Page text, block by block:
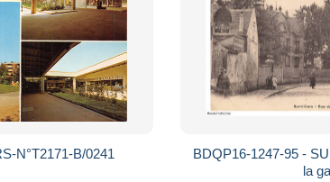
N°T2171-B/0241
BDQP16-1247-95 -
la